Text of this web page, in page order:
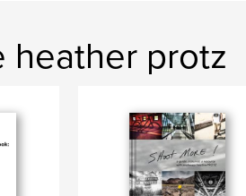
heather protz